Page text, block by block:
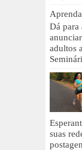
Dá para
adultos
suas